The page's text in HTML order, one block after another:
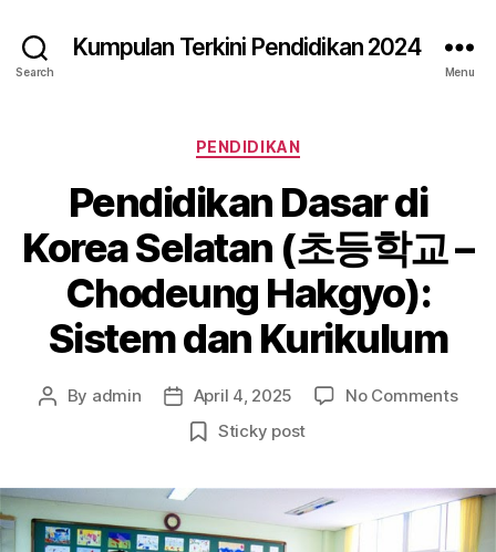
Search
Kumpulan Terkini Pendidikan 2024
Menu
Categories
PENDIDIKAN
Pendidikan Dasar di
Korea Selatan (초등학교 –
Chodeung Hakgyo):
Sistem dan Kurikulum
Post
By admin
Post
date
April 4, 2025 No Commentson
(초
Sticky post